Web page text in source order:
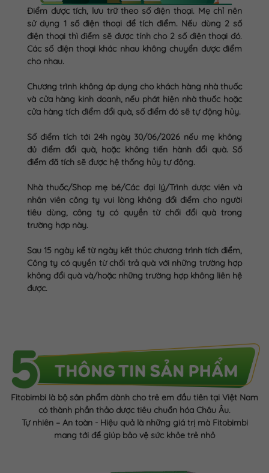
Điểm được tích, lưu trữ theo số điện thoại. Mẹ chỉ nên
sử dụng 1 số điện thoại để tích điểm. Nếu dùng 2 số
điện thoại thì điểm sẽ được tính cho 2 số điện thoại đó.
Các số điện thoại khác nhau không chuyển được điểm
cho nhau.
Chương trình không áp dụng cho khách hàng nhà thuốc
và cửa hàng kinh doanh, nếu phát hiện nhà thuốc hoặc
cửa hàng tích điểm đổi quà, số điểm đó sẽ tự động hủy.
Số điểm tích tới 24h ngày 30/06/2026 nếu mẹ không
đủ điểm đổi quà, hoặc không tiến hành đổi quà. Số
điểm đã tích sẽ được hệ thống hủy tự động.
Nhà thuốc/Shop mẹ bé/Các đại lý/Trình dược viên và
nhân viên công ty vui lòng không đổi điểm cho người
tiêu dùng, công ty có quyền từ chối đổi quà trong
trường hợp này.
Sau 15 ngày kể từ ngày kết thúc chương trình tích điểm,
Công ty có quyền từ chối trả quà với những trường hợp
không đổi quà và/hoặc những trường hợp không liên hệ
được.
Fitobimbi là bộ sản phẩm dành cho trẻ em đầu tiên tại Việt Nam
có thành phần thảo dược tiêu chuẩn hóa Châu Âu.
Tự nhiên – An toàn - Hiệu quả là những giá trị mà Fitobimbi
mang tới để giúp bảo vệ sức khỏe trẻ nhỏ